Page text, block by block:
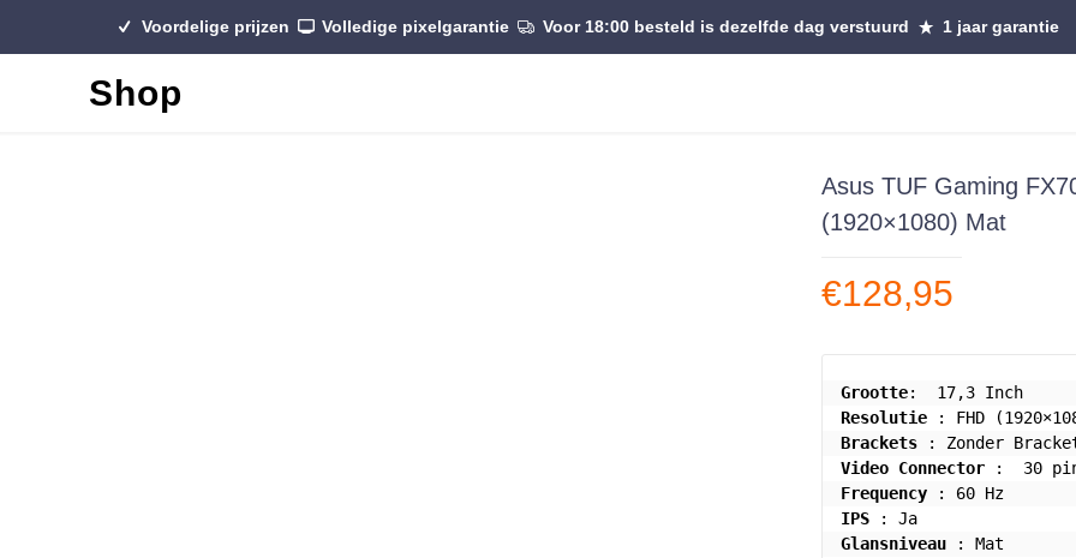
Voordelige prijzen Volledige pixelgarantie Voor 18:00 besteld is dezelfde dag verstuurd 1 jaar garantie
Shop
Asus TUF Gaming
(1920×1080) Mat
€128,95
Grootte
Resolutie
Brackets
Video Connector
Frequency
IPS
Glansniveau